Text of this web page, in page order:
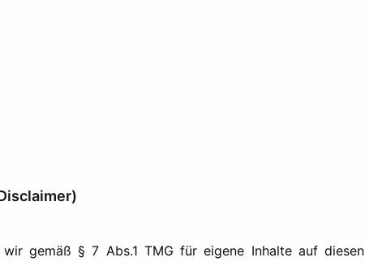
gemäß § 7 Abs.1 TMG für eigene Inhalte auf diesen